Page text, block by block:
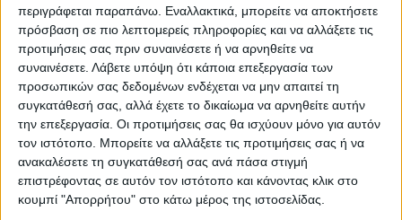
περιγράφεται παραπάνω. Εναλλακτικά, μπορείτε να αποκτήσετε
πρόσβαση σε πιο λεπτομερείς πληροφορίες και να αλλάξετε τις
προτιμήσεις σας πριν συναινέσετε ή να αρνηθείτε να
συναινέσετε. Λάβετε υπόψη ότι κάποια επεξεργασία των
προσωπικών σας δεδομένων ενδέχεται να μην απαιτεί τη
συγκατάθεσή σας, αλλά έχετε το δικαίωμα να αρνηθείτε αυτήν
την επεξεργασία. Οι προτιμήσεις σας θα ισχύουν μόνο για αυτόν
τον ιστότοπο. Μπορείτε να αλλάξετε τις προτιμήσεις σας ή να
ανακαλέσετε τη συγκατάθεσή σας ανά πάσα στιγμή
επιστρέφοντας σε αυτόν τον ιστότοπο και κάνοντας κλικ στο
κουμπί "Απορρήτου" στο κάτω μέρος της ιστοσελίδας.
VIDEO ΤΗΣ ΘΕΣΣΑΛΙΑΣ
Σύσκεψη στην Αθήνα για αποζημιώσεις
χαλαζόπληκτων